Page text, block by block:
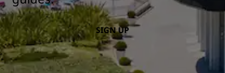
SIGN UP